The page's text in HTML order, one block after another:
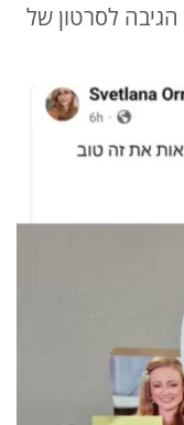
לסרטון של